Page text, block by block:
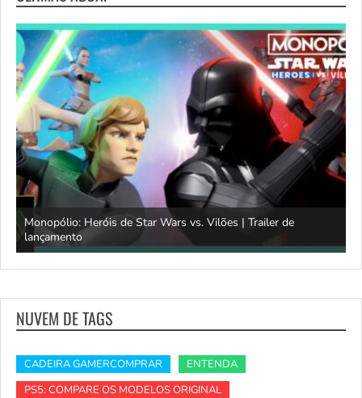
Monopólio: Heróis de Star Wars vs. Vilões | Trailer de
lançamento
NUVEM DE TAGS
CADEIRA GAMERCOMPRAR
ENTENDA
PS5: COMPARE OS MODELOS ORIGINAL